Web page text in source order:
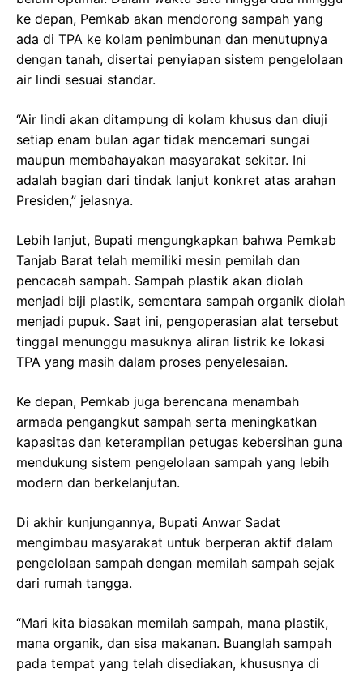
ke depan, Pemkab akan mendorong sampah yang
ada di TPA ke kolam penimbunan dan menutupnya
dengan tanah, disertai penyiapan sistem pengelolaan
air lindi sesuai standar.
“Air lindi akan ditampung di kolam khusus dan diuji
setiap enam bulan agar tidak mencemari sungai
maupun membahayakan masyarakat sekitar. Ini
adalah bagian dari tindak lanjut konkret atas arahan
Presiden,” jelasnya.
Lebih lanjut, Bupati mengungkapkan bahwa Pemkab
Tanjab Barat telah memiliki mesin pemilah dan
pencacah sampah. Sampah plastik akan diolah
menjadi biji plastik, sementara sampah organik diolah
menjadi pupuk. Saat ini, pengoperasian alat tersebut
tinggal menunggu masuknya aliran listrik ke lokasi
TPA yang masih dalam proses penyelesaian.
Ke depan, Pemkab juga berencana menambah
armada pengangkut sampah serta meningkatkan
kapasitas dan keterampilan petugas kebersihan guna
mendukung sistem pengelolaan sampah yang lebih
modern dan berkelanjutan.
Di akhir kunjungannya, Bupati Anwar Sadat
mengimbau masyarakat untuk berperan aktif dalam
pengelolaan sampah dengan memilah sampah sejak
dari rumah tangga.
“Mari kita biasakan memilah sampah, mana plastik,
mana organik, dan sisa makanan. Buanglah sampah
pada tempat yang telah disediakan, khususnya di